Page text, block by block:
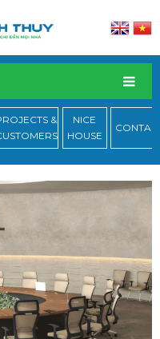
&
NICE
HOUSE